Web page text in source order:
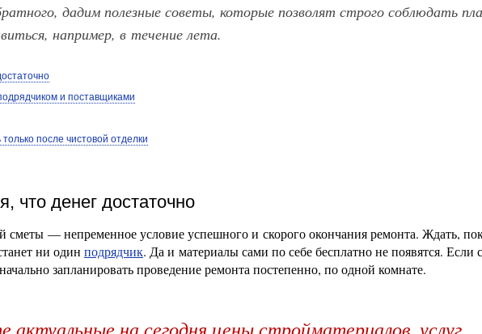
дадим полезные советы, которые позволят строго соблюдать
например, в течение лета.
и поставщиками
после чистовой отделки
что денег достаточно
сметы — непременное условие успешного и скорого окончания ремонта. Ждать,
ни один подрядчик. Да и материалы сами по себе бесплатно не появятся. Если
запланировать проведение ремонта постепенно, по одной комнате.
на сегодня цены стройматериалов, услуг,